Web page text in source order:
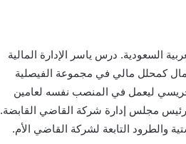
السعودية. درس ياسر الإدارة المالية
كمحلل مالي في مجموعة الفيصلية
ليعمل في المنصب نفسه لعامين
رئيس مجلس إدارة شركة القاضي القابضة.
والطرود التابعة لشركة القاضي الأم.